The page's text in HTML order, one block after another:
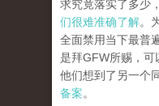
求究竟落实了多少，
们很难准确了解。
全面禁用当下最普
是拜GFW所赐，可
他们想到了另一个
备案。